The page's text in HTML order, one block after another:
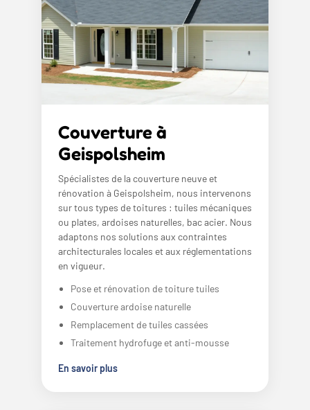
Couverture à
Geispolsheim
Spécialistes de la couverture neuve et
rénovation à Geispolsheim, nous intervenons
sur tous types de toitures : tuiles mécaniques
ou plates, ardoises naturelles, bac acier. Nous
adaptons nos solutions aux contraintes
architecturales locales et aux réglementations
en vigueur.
Pose et rénovation de toiture tuiles
Couverture ardoise naturelle
Remplacement de tuiles cassées
Traitement hydrofuge et anti-mousse
En savoir plus